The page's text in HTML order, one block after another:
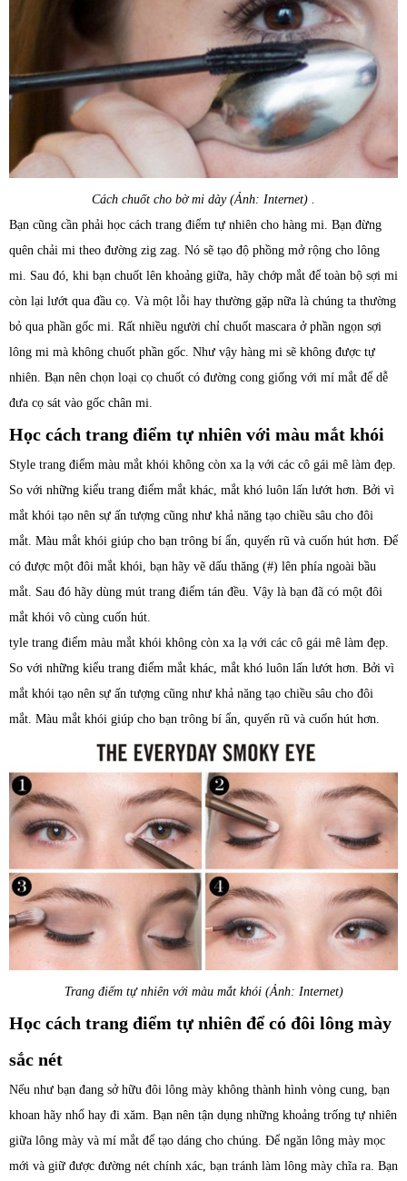
Cách chuốt cho bờ mi dày (Ảnh: Internet) .
Bạn cũng cần phải học cách trang điểm tự nhiên cho hàng mi. Bạn đừng
quên chải mi theo đường zig zag. Nó sẽ tạo độ phồng mở rộng cho lông
mi. Sau đó, khi bạn chuốt lên khoảng giữa, hãy chớp mắt để toàn bộ sợi mi
còn lại lướt qua đầu cọ. Và một lỗi hay thường gặp nữa là chúng ta thường
bỏ qua phần gốc mi. Rất nhiều người chỉ chuốt mascara ở phần ngọn sợi
lông mi mà không chuốt phần gốc. Như vậy hàng mi sẽ không được tự
nhiên. Bạn nên chọn loại cọ chuốt có đường cong giống với mí mắt để dễ
đưa cọ sát vào gốc chân mi.
Học cách trang điểm tự nhiên với màu mắt khói
Style trang điểm màu mắt khói không còn xa lạ với các cô gái mê làm đẹp.
So với những kiểu trang điểm mắt khác, mắt khó luôn lấn lướt hơn. Bởi vì
mắt khói tạo nên sự ấn tượng cũng như khả năng tạo chiều sâu cho đôi
mắt. Màu mắt khói giúp cho bạn trông bí ẩn, quyến rũ và cuốn hút hơn. Để
có được một đôi mắt khói, bạn hãy vẽ dấu thăng (#) lên phía ngoài bầu
mắt. Sau đó hãy dùng mút trang điểm tán đều. Vậy là bạn đã có một đôi
mắt khói vô cùng cuốn hút.
tyle trang điểm màu mắt khói không còn xa lạ với các cô gái mê làm đẹp.
So với những kiểu trang điểm mắt khác, mắt khó luôn lấn lướt hơn. Bởi vì
mắt khói tạo nên sự ấn tượng cũng như khả năng tạo chiều sâu cho đôi
mắt. Màu mắt khói giúp cho bạn trông bí ẩn, quyến rũ và cuốn hút hơn.
Trang điểm tự nhiên với màu mắt khói (Ảnh: Internet)
Học cách trang điểm tự nhiên để có đôi lông mày
sắc nét
Nếu như bạn đang sở hữu đôi lông mày không thành hình vòng cung, bạn
khoan hãy nhổ hay đi xăm. Bạn nên tận dụng những khoảng trống tự nhiên
giữa lông mày và mí mắt để tạo dáng cho chúng. Để ngăn lông mày mọc
mới và giữ được đường nét chính xác, bạn tránh làm lông mày chĩa ra. Bạn